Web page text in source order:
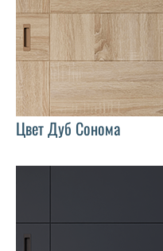
Цвет Дуб Сонома